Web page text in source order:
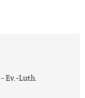
Ev.-Luth.